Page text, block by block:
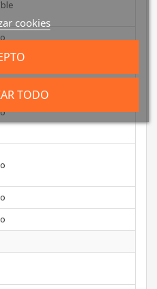
cookies
TODO